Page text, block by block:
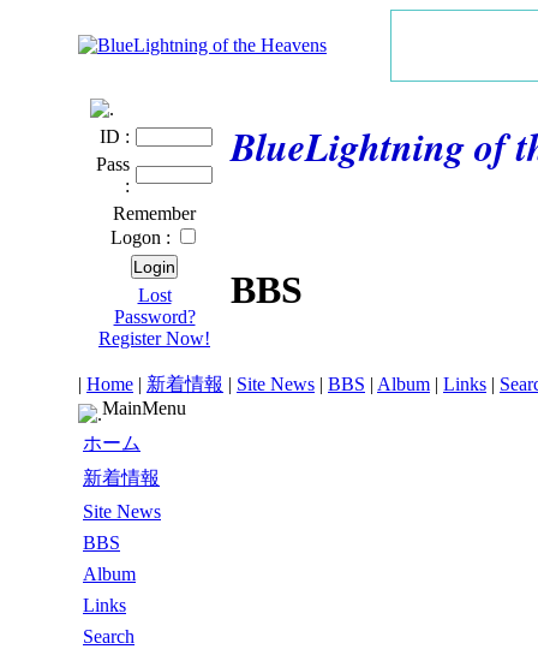
ID :
Pass
:
Remember
Logon :
Lost
Password?
Register Now!
BlueLightning of
BBS
| Home | 新着情報 | Site News | BBS | Album | Links |
MainMenu
ホーム
新着情報
Site News
BBS
Album
Links
Search